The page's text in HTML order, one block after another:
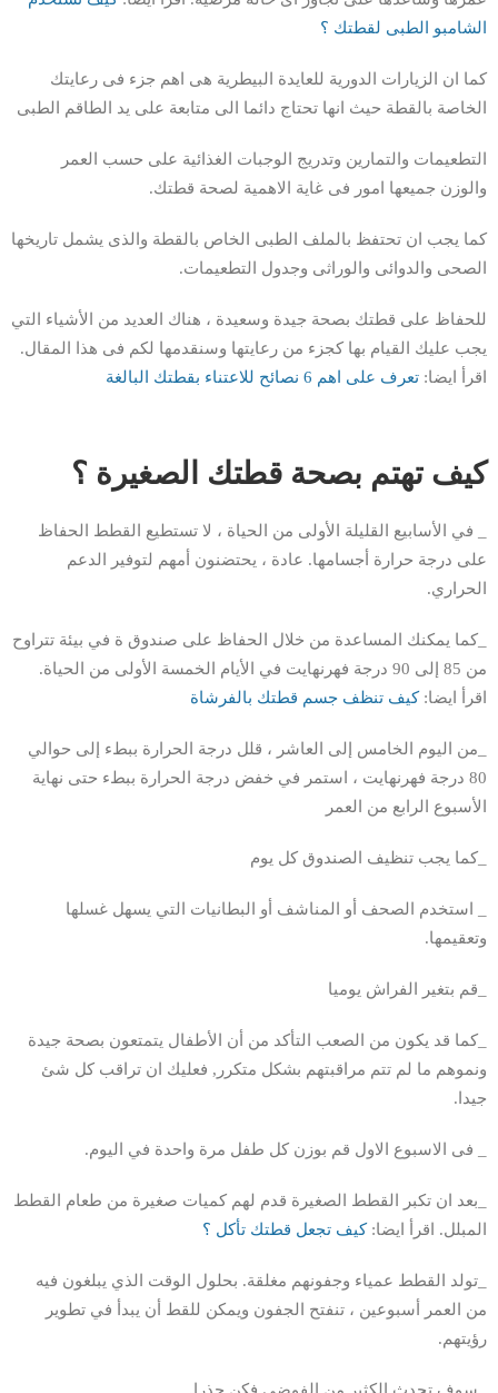
الشامبو الطبى لقطتك ؟
كما ان الزيارات الدورية للعايدة البيطرية هى اهم جزء فى رعايتك
الخاصة بالقطة حيث انها تحتاج دائما الى متابعة على يد الطاقم الطبى
التطعيمات والتمارين وتدريج الوجبات الغذائية على حسب العمر
والوزن جميعها امور فى غاية الاهمية لصحة قطتك.
كما يجب ان تحتفظ بالملف الطبى الخاص بالقطة والذى يشمل تاريخها
الصحى والدوائى والوراثى وجدول التطعيمات.
للحفاظ على قطتك بصحة جيدة وسعيدة ، هناك العديد من الأشياء التي
يجب عليك القيام بها كجزء من رعايتها وسنقدمها لكم فى هذا المقال.
اقرأ ايضا: تعرف على اهم 6 نصائح للاعتناء بقطتك البالغة
كيف تهتم بصحة قطتك الصغيرة ؟
_ في الأسابيع القليلة الأولى من الحياة ، لا تستطيع القطط الحفاظ
على درجة حرارة أجسامها. عادة ، يحتضنون أمهم لتوفير الدعم
الحراري.
_كما يمكنك المساعدة من خلال الحفاظ على صندوق ة في بيئة تتراوح
من 85 إلى 90 درجة فهرنهايت في الأيام الخمسة الأولى من الحياة.
اقرأ ايضا:كيف تنظف جسم قطتك بالفرشاة
_من اليوم الخامس إلى العاشر ، قلل درجة الحرارة ببطء إلى حوالي
80 درجة فهرنهايت ، استمر في خفض درجة الحرارة ببطء حتى نهاية
الأسبوع الرابع من العمر
_كما يجب تنظيف الصندوق كل يوم
_ استخدم الصحف أو المناشف أو البطانيات التي يسهل غسلها
وتعقيمها.
_قم بتغير الفراش يوميا
_كما قد يكون من الصعب التأكد من أن الأطفال يتمتعون بصحة جيدة
ونموهم ما لم تتم مراقبتهم بشكل متكرر, فعليك ان تراقب كل شئ
جيدا.
_ فى الاسبوع الاول قم بوزن كل طفل مرة واحدة في اليوم.
_بعد ان تكبر القطط الصغيرة قدم لهم كميات صغيرة من طعام القطط
المبلل. اقرأ ايضا:كيف تجعل قطتك تأكل ؟
_تولد القطط عمياء وجفونهم مغلقة. بحلول الوقت الذي يبلغون فيه
من العمر أسبوعين ، تنفتح الجفون ويمكن للقط أن يبدأ في تطوير
رؤيتهم.